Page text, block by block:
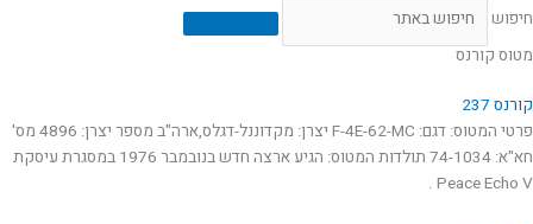
חיפוש
מטוס קורנס
קורנס 237
פרטי המטוס: דגם: F-4E-62-MC יצרן: מקדוננל-דגלס,ארה"ב מספר יצרן: 4896 מס'
חא"א: 74-1034 תולדות המטוס: הגיע ארצה חדש בנובמבר 1976 במסגרת עיסקת
Peace Echo V .